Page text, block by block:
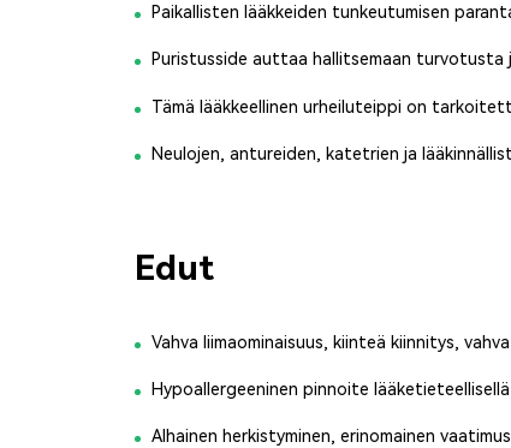
Paikallisten lääkkeiden tunkeutumisen
Puristusside auttaa hallitsemaan turvotusta
Tämä lääkkeellinen urheiluteippi on
Neulojen, antureiden, katetrien ja
Edut
Vahva liimaominaisuus, kiinteä kiinnitys,
Hypoallergeeninen pinnoite lääketieteellisellä
Alhainen herkistyminen, erinomainen